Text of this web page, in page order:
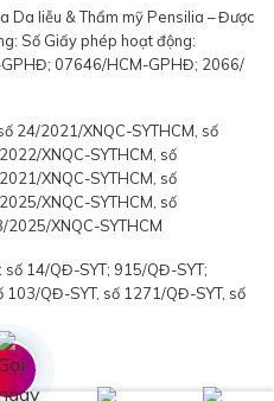
Da liễu & Thẩm mỹ Pensilia – Được
Số Giấy phép hoạt động:
07646/HCM-GPHĐ; 2066/
24/2021/XNQC-SYTHCM, số
XNQC-SYTHCM, số
XNQC-SYTHCM, số
XNQC-SYTHCM, số
XNQC-SYTHCM
14/QĐ-SYT; 915/QĐ-SYT;
QĐ-SYT, số 1271/QĐ-SYT, số